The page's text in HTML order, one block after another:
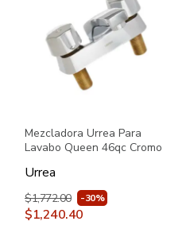
Mezcladora Urrea Para
Lavabo Queen 46qc Cromo
Urrea
$1,772.00 -30%
$1,240.40